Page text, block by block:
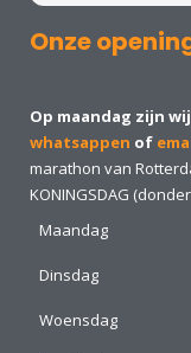
Onze
Op maandag zijn
whatsappen of
marathon van
KONINGSDAG
Maandag
Dinsdag
Woensdag